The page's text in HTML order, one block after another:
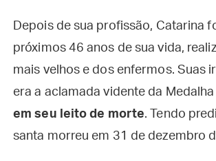
Depois de sua profissão, Catarina
próximos 46 anos de sua vida,
mais velhos e dos enfermos. Suas
era a aclamada vidente da
em seu leito de morte. Tendo
santa morreu em 31 de dezembro